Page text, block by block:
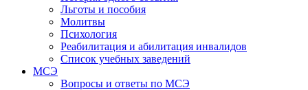
Льготы и пособия
Молитвы
Психология
Реабилитация и абилитация инвалидов
Список учебных заведений
МСЭ
Вопросы и ответы по МСЭ